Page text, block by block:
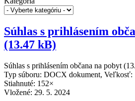
Súhlas s prihlásením
(13.47 kB)
Súhlas s prihlásením občana na pobyt
Typ súboru: DOCX dokument, Veľkosť:
Stiahnuté: 152×
Vložené: 29. 5. 2024